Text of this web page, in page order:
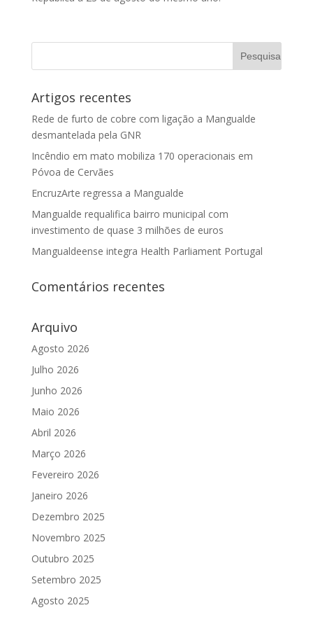
Artigos recentes
Rede de furto de cobre com ligação a Mangualde
desmantelada pela GNR
Incêndio em mato mobiliza 170 operacionais em
Póvoa de Cervães
EncruzArte regressa a Mangualde
Mangualde requalifica bairro municipal com
investimento de quase 3 milhões de euros
Mangualdeense integra Health Parliament Portugal
Comentários recentes
Arquivo
Agosto 2026
Julho 2026
Junho 2026
Maio 2026
Abril 2026
Março 2026
Fevereiro 2026
Janeiro 2026
Dezembro 2025
Novembro 2025
Outubro 2025
Setembro 2025
Agosto 2025